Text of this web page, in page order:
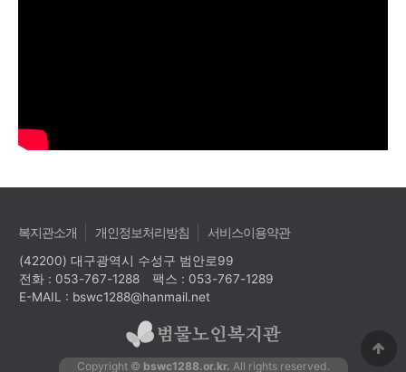
복지관소개 개인정보처리방침 서비스이용약관
(42200) 대구광역시 수성구 범안로99
전화 : 053-767-1288
팩스 : 053-767-1289
E-MAIL : bswc1288@hanmail.net
Copyright © bswc1288.or.kr. All rights reserved.